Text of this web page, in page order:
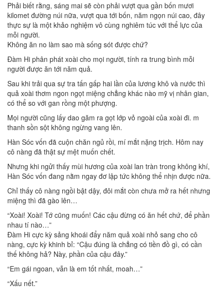
Phải biết rằng, sáng mai sẽ còn phải vượt qua gần bốn mươi
kilomet đường núi nữa, vượt qua tới bốn, năm ngọn núi cao, đây
thực sự là một khảo nghiệm vô cùng nghiêm túc với thể lực của
mỗi người.
Không ăn no làm sao mà sống sót được chứ?
Đàm Hi phân phát xoài cho mọi người, tính ra trung bình mỗi
người được ăn tới năm quả.
Sau khi trải qua sự tra tấn gấp hai lần của lương khô và nước thì
quả xoài thơm ngon ngọt miệng chẳng khác nào mỹ vị nhân gian,
có thể so với gan rồng một phượng.
Mọi người cũng lấy dao găm ra gọt lớp vỏ ngoài của xoài đi. m
thanh sồn sột không ngừng vang lên.
Hàn Sóc vốn đã cuộn chăn ngủ rồi, mí mắt nặng trịch. Hôm nay
cô nàng đã thật sự mệt muốn chết.
Nhưng khi ngửi thấy mùi hương của xoài lan tràn trong không khí,
Hàn Sóc vốn đang nằm ngay đơ lập tức không thể nhịn được nữa.
Chỉ thấy cô nàng ngồi bật dậy, đôi mắt còn chưa mở ra hết nhưng
miệng thì đã gào lên…
“Xoài! Xoài! Tớ cũng muốn! Các cậu đừng có ăn hết chứ, để phần
nhau tí nào…”
Đàm Hi cực kỳ sảng khoái đẩy năm quả xoài nhỏ sang cho cô
nàng, cực kỳ khinh bỉ: “Cậu đúng là chẳng có tiền đồ gì, có cần
thế không hả? Này, phần của cậu đây.”
“Em gái ngoan, vẫn là em tốt nhất, moah…”
“Xấu nết.”